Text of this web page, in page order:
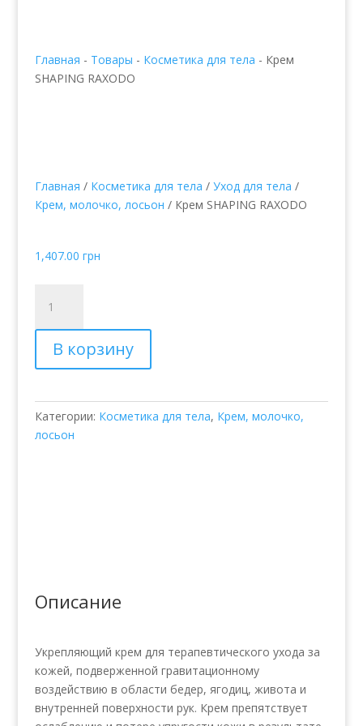
Главная - Товары - Косметика для тела - Крем
SHAPING RAXODO
Главная / Косметика для тела / Уход для тела /
Крем, молочко, лосьон / Крем SHAPING RAXODO
1,407.00 грн
товара
Крем
SHAPING
RAXODO
В корзину
Категории: Косметика для тела, Крем, молочко,
лосьон
Описание
Укрепляющий крем для терапевтического ухода за
кожей, подверженной гравитационному
воздействию в области бедер, ягодиц, живота и
внутренней поверхности рук. Крем препятствует